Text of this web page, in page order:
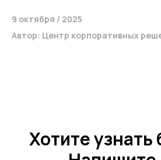
9 октября / 2025
Автор: Центр корпоративных
Хотите
Учебный центр
Охрана труда
Консалтинг